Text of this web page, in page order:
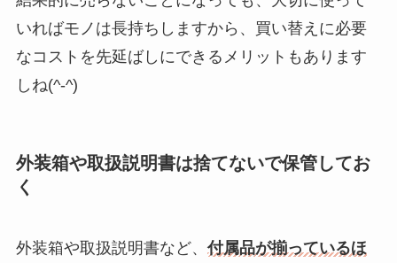
いればモノは長持ちしますから、買い替えに必要
なコストを先延ばしにできるメリットもあります
しね(^-^)
外装箱や取扱説明書は捨てないで保管してお
く
外装箱や取扱説明書など、付属品が揃っているほ